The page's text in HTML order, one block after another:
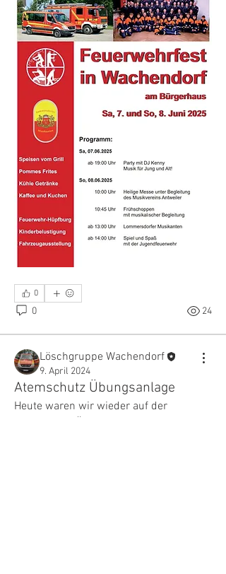
0
0 24
Löschgruppe Wachendorf
9. April 2024
Atemschutz Übungsanlage
Heute waren wir wieder auf der